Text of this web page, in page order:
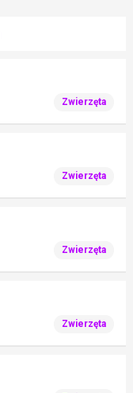
Zwierzęta
Zwierzęta
Zwierzęta
Zwierzęta